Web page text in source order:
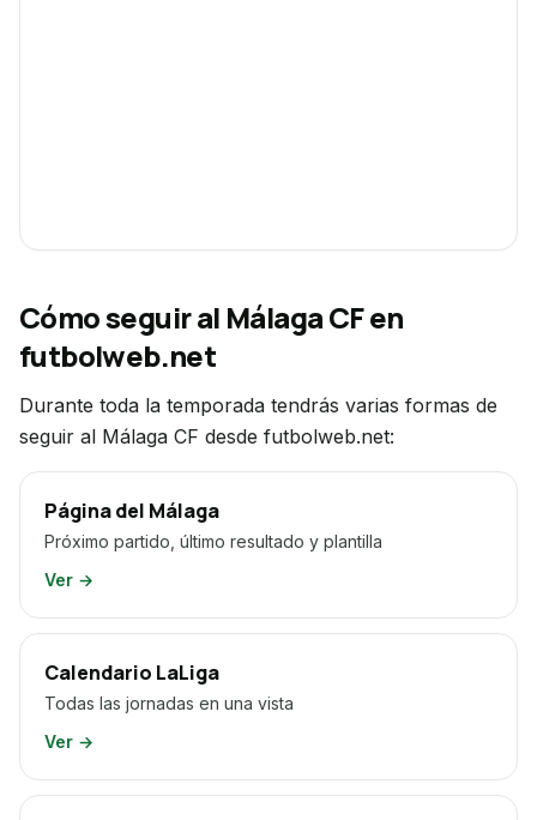
Cómo seguiral Málaga CFen
futbolweb.net
Durante toda la temporada tendrás varias formas de
seguir al Málaga CF desde futbolweb.net:
Página del Málaga
Próximo partido, último resultado y plantilla
Ver →
Calendario LaLiga
Todas las jornadas en una vista
Ver →